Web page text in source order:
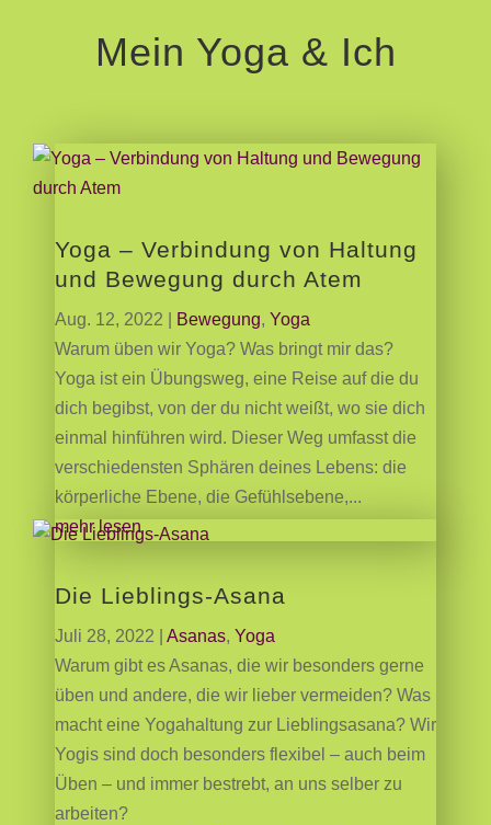
Mein Yoga & Ich
Yoga – Verbindung von Haltung
und Bewegung durch Atem
Aug. 12, 2022 Bewegung, Yoga
Warum üben wir Yoga? Was bringt mir das?
Yoga ist ein Übungsweg, eine Reise auf die du
dich begibst, von der du nicht weißt, wo sie dich
einmal hinführen wird. Dieser Weg umfasst die
verschiedensten Sphären deines Lebens: die
körperliche Ebene, die Gefühlsebene,...
mehr lesen
Die Lieblings-Asana
Juli 28, 2022 Asanas, Yoga
Warum gibt es Asanas, die wir besonders gerne
üben und andere, die wir lieber vermeiden? Was
macht eine Yogahaltung zur Lieblingsasana? Wir
Yogis sind doch besonders flexibel – auch beim
Üben – und immer bestrebt, an uns selber zu
arbeiten?